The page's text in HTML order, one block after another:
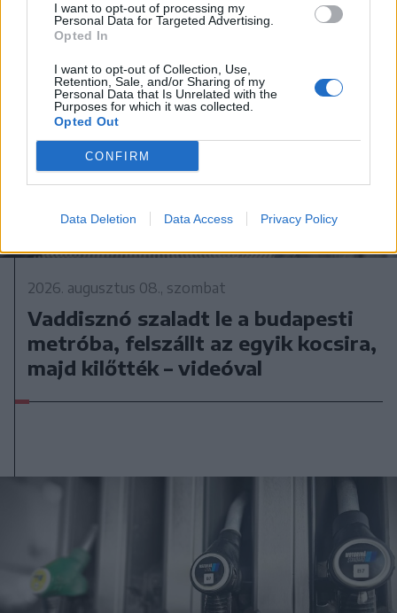
I want to opt-out of processing my
Personal Data for Targeted Advertising.
Opted In
I want to opt-out of Collection, Use,
Retention, Sale, and/or Sharing of my
Personal Data that Is Unrelated with the
Purposes for which it was collected.
Opted Out
CONFIRM
Data Deletion Data Access Privacy Policy
2026. augusztus 08., szombat
Vaddisznó szaladt le a budapesti
metróba, felszállt az egyik kocsira,
majd kilőtték – videóval